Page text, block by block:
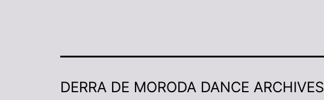
DERRA DE MORODA DANCE ARCHIVES